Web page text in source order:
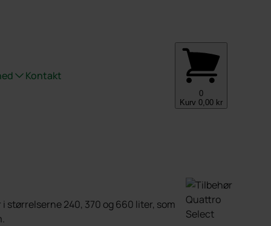
Kontakt
0
Kurv 0,00 kr
størrelserne 240, 370 og 660 liter, som